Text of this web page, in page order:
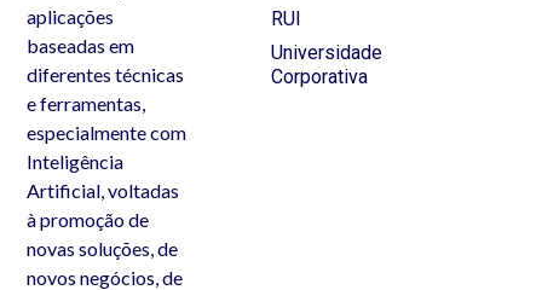
aplicações
baseadas em
diferentes técnicas
e ferramentas,
especialmente com
Inteligência
Artificial, voltadas
à promoção de
novas soluções, de
novos negócios, de
RUI
Universidade
Corporativa